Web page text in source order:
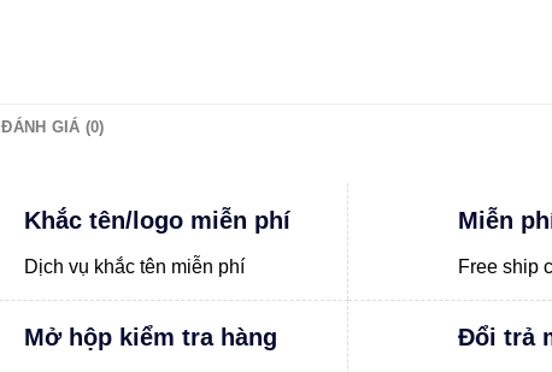
ĐÁNH GIÁ (0)
Khắc tên/logo miễn phí
Dịch vụ khắc tên miễn phí
Miễn
Free ship
Mở hộp kiểm tra hàng Đổi trả